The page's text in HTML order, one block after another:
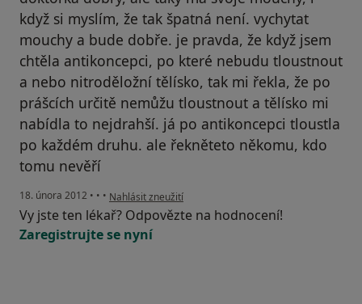
když si myslím, že tak špatná není. vychytat
mouchy a bude dobře. je pravda, že když jsem
chtěla antikoncepci, po které nebudu tloustnout
a nebo nitroděložní tělísko, tak mi řekla, že po
prášcích určitě nemůžu tloustnout a tělísko mi
nabídla to nejdrahší. já po antikoncepci tloustla
po každém druhu. ale řekněteto někomu, kdo
tomu nevěří
18. února 2012 • • • podle názoru uživatele Váš účet byl odstraněn
Nahlásit zneužití
Vy jste ten lékař? Odpovězte na hodnocení!
Zaregistrujte se nyní